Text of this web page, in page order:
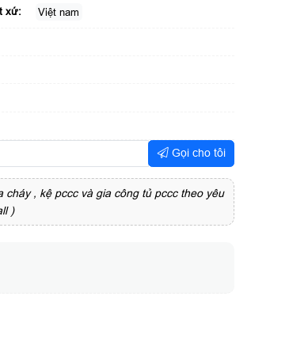
xứ: Việt nam
Gọi cho tôi
, kệ pccc và gia công tủ pccc theo yêu
)